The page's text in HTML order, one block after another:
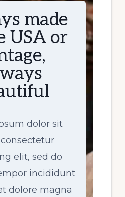
made
USA or
dolor sit
elit, sed do
incididunt
dolore magna